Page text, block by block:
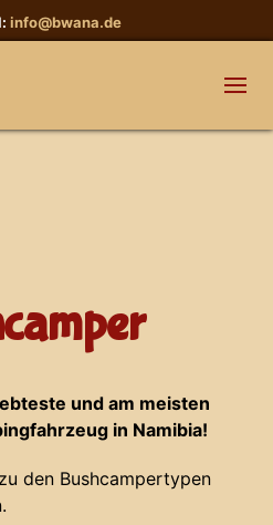
info@bwana.de
und am meisten
in Namibia!
den Bushcampertypen